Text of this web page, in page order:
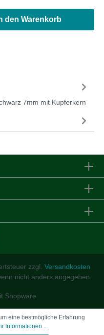
den Warenkorb
7mm mit Kupferkern
zzgl. Versandkosten
nicht anders angegeben.
Shopware
eine bestmögliche Erfahrung
Informationen ...